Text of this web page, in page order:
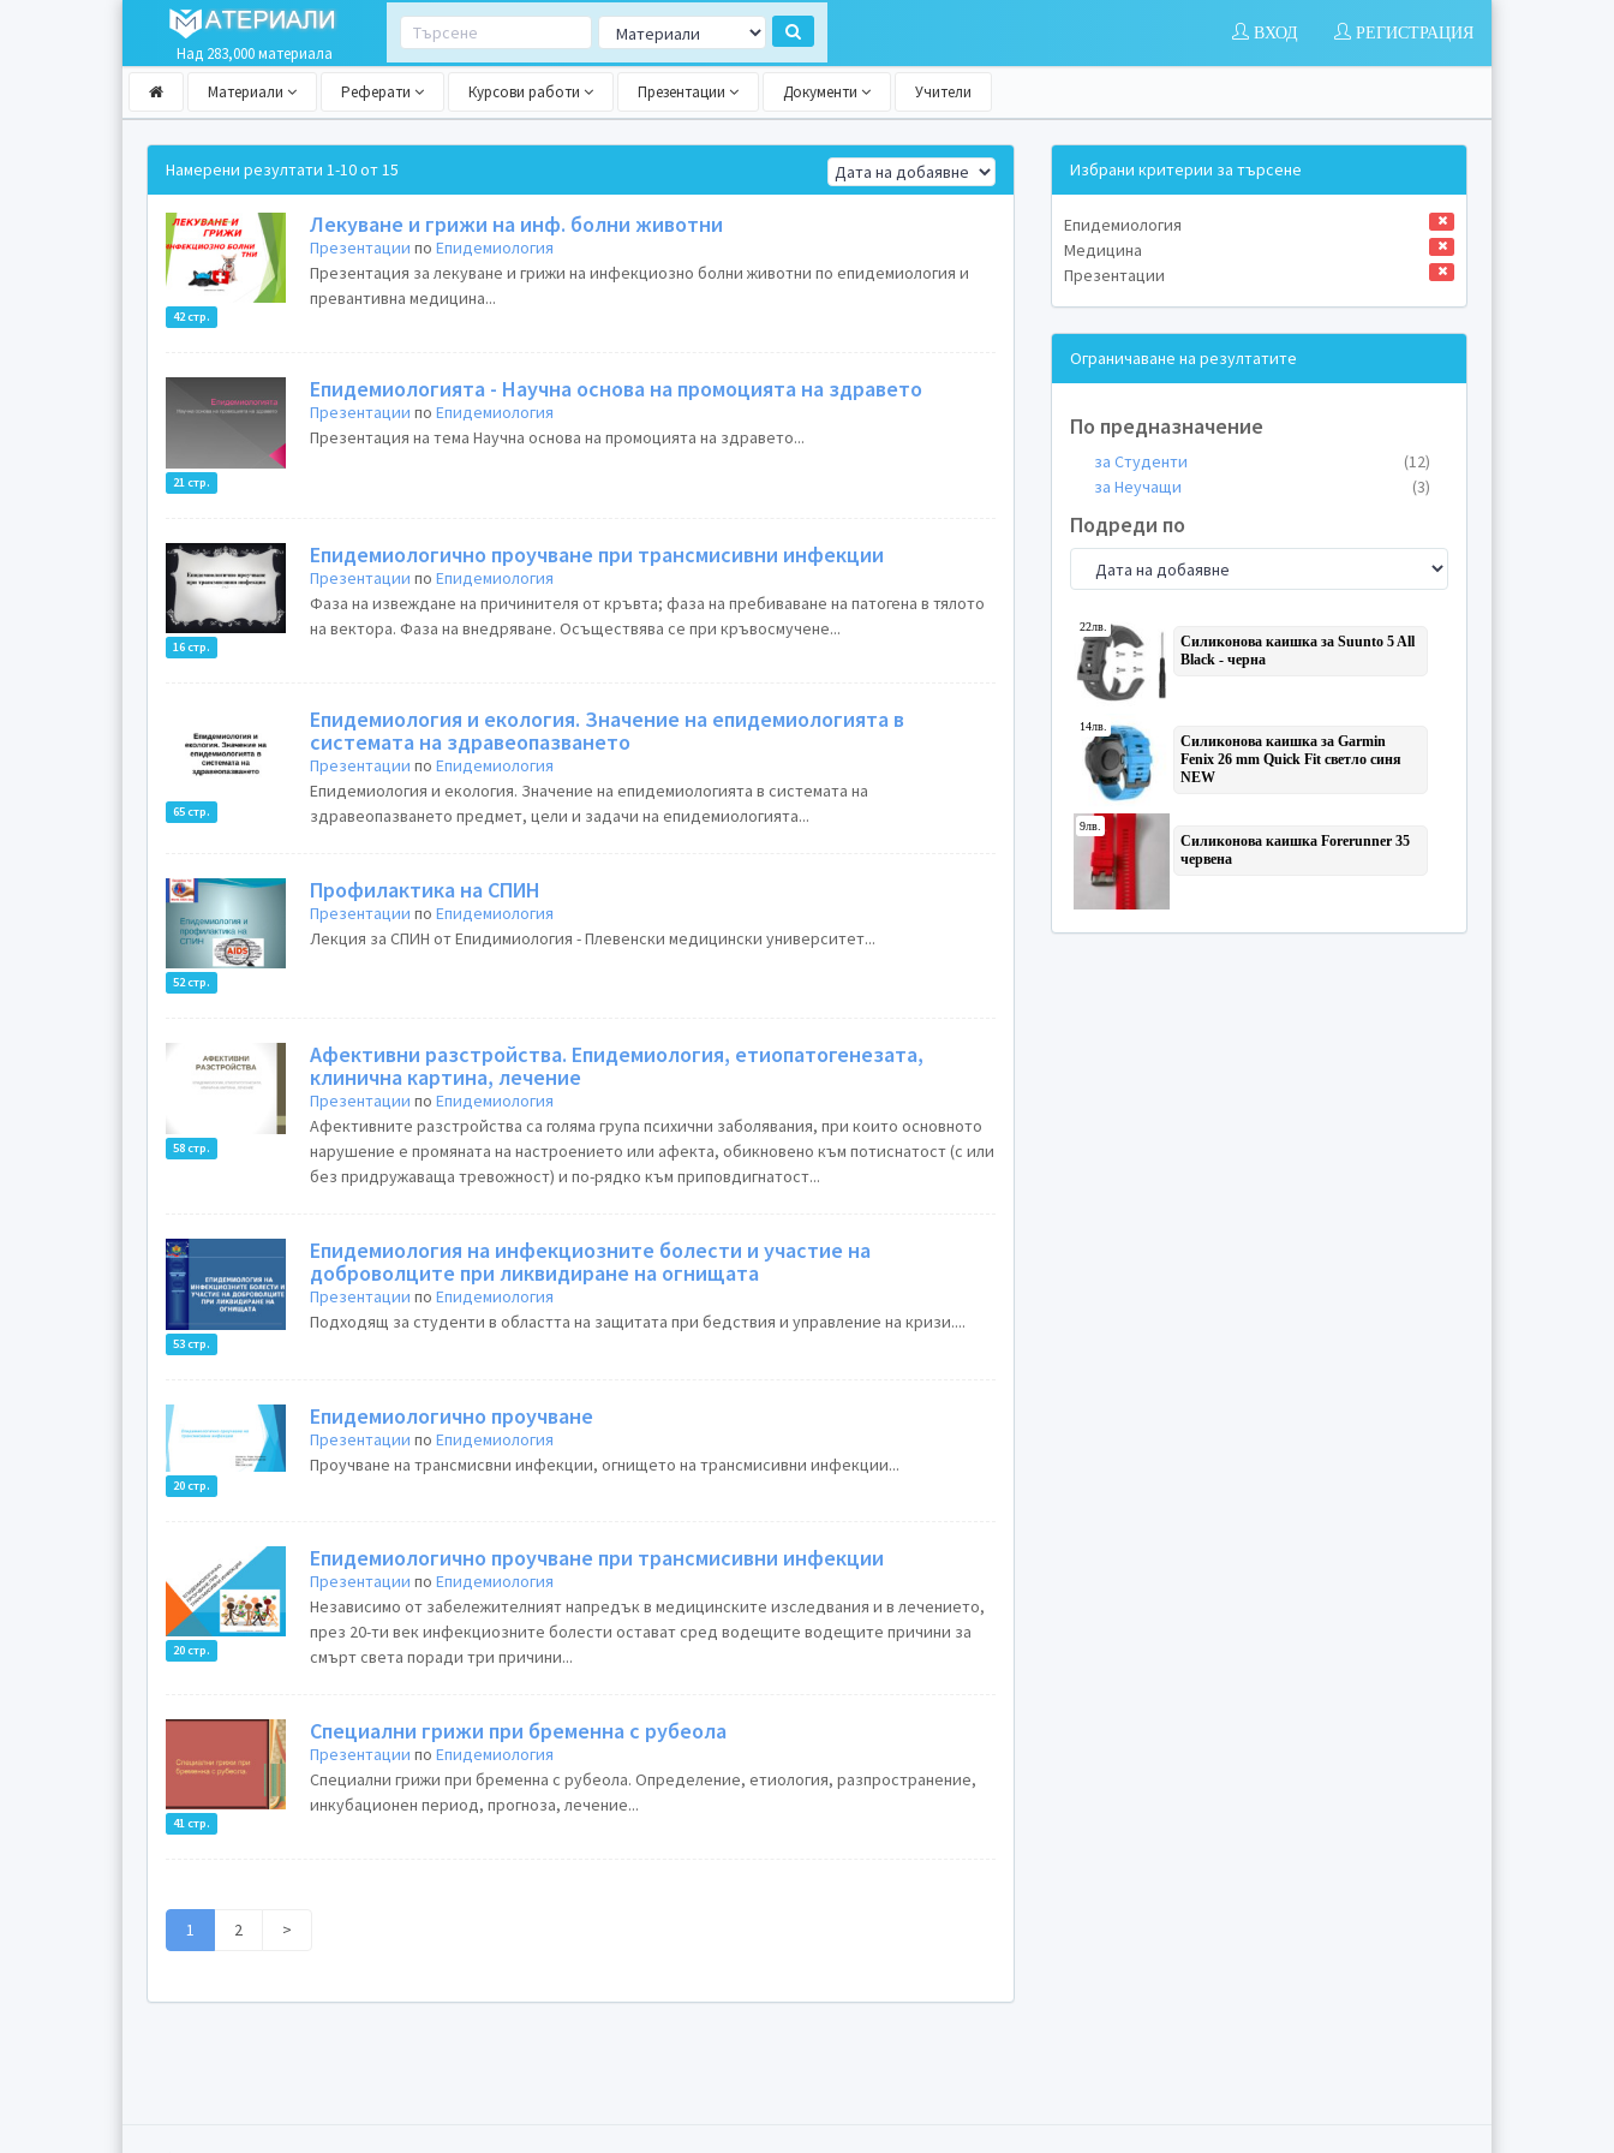
Над 283,000 материала
РЕГИСТРАЦИЯ
ВХОД
Материали Реферати Курсови работи Презентации Документи Учители
Намерени резултати 1-10 от 15
42 стр.
Лекуване и грижи на инф. болни животни
Презентации поЕпидемиология
Презентация за лекуване и грижи на инфекциозно болни животни по епидемиология и
превантивна медицина...
21 стр.
Епидемиологията - Научна основа на промоцията на здравето
Презентации поЕпидемиология
Презентация на тема Научна основа на промоцията на здравето...
16 стр.
Епидемиологично проучване при трансмисивни инфекции
Презентации поЕпидемиология
Фаза на извеждане на причинителя от кръвта; фаза на пребиваване на патогена в тялото
на вектора. Фаза на внедряване. Осъществява се при кръвосмучене...
65 стр.
Епидемиология и екология. Значение на епидемиологията в
системата на здравеопазването
Презентации поЕпидемиология
Eпидемиология и екология. Значение на епидемиологията в системата на
здравеопазването предмет, цели и задачи на епидемиологията...
52 стр.
Профилактика на СПИН
Презентации поЕпидемиология
Лекция за СПИН от Епидимиология - Плевенски медицински университет...
58 стр.
Aфективни разстройства. Eпидемиология, етиопатогенезата,
клинична картина, лечение
Презентации поЕпидемиология
Aфективните разстройства са голяма група психични заболявания, при които основното
нарушение е промяната на настроението или афекта, обикновено към потиснатост (с или
без придружаваща тревожност) и по-рядко към приповдигнатост...
53 стр.
Епидемиология на инфекциозните болести и участие на
доброволците при ликвидиране на огнищата
Презентации поЕпидемиология
Подходящ за студенти в областта на защитата при бедствия и управление на кризи....
20 стр.
Епидемиологично проучване
Презентации поЕпидемиология
Проучване на трансмисвни инфекции, огнището на трансмисивни инфекции...
20 стр.
Епидемиологично проучване при трансмисивни инфекции
Презентации поЕпидемиология
Независимо от забележителният напредък в медицинските изследвания и в лечението,
през 20-ти век инфекциозните болести остават сред водещите водещите причини за
смърт света поради три причини...
41 стр.
Специални грижи при бременна с рубеола
Презентации поЕпидемиология
Специални грижи при бременна с рубеола. Определение, етиология, разпространение,
инкубационен период, прогноза, лечение...
1 2 >
Избрани критерии за търсене
Епидемиология
Медицина
Презентации
Ограничаване на резултатите
По предназначение
за Студенти
(12)
за Неучащи
(3)
Подреди по